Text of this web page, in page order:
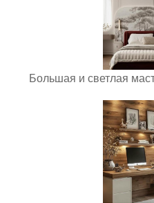
Большая и светлая